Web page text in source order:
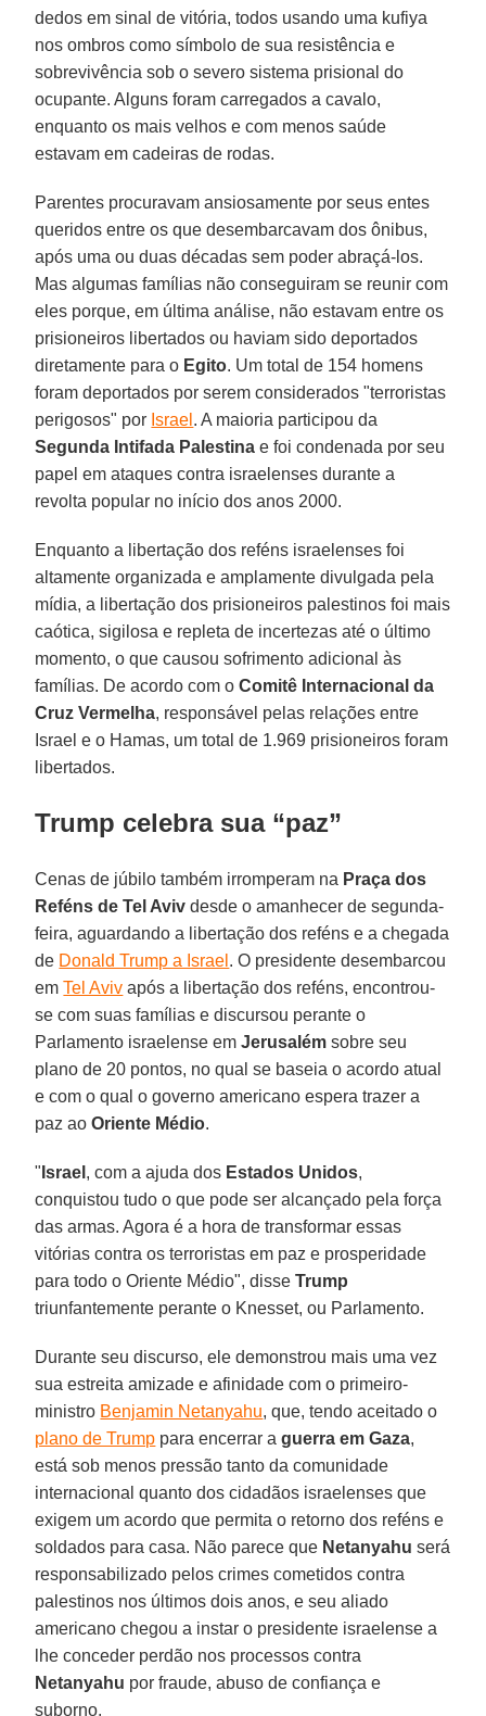
dedos em sinal de vitória, todos usando uma kufiya
nos ombros como símbolo de sua resistência e
sobrevivência sob o severo sistema prisional do
ocupante. Alguns foram carregados a cavalo,
enquanto os mais velhos e com menos saúde
estavam em cadeiras de rodas.
Parentes procuravam ansiosamente por seus entes
queridos entre os que desembarcavam dos ônibus,
após uma ou duas décadas sem poder abraçá-los.
Mas algumas famílias não conseguiram se reunir com
eles porque, em última análise, não estavam entre os
prisioneiros libertados ou haviam sido deportados
diretamente para o Egito. Um total de 154 homens
foram deportados por serem considerados "terroristas
perigosos" por Israel . A maioria participou da
Segunda Intifada Palestina e foi condenada por seu
papel em ataques contra israelenses durante a
revolta popular no início dos anos 2000.
Enquanto a libertação dos reféns israelenses foi
altamente organizada e amplamente divulgada pela
mídia, a libertação dos prisioneiros palestinos foi mais
caótica, sigilosa e repleta de incertezas até o último
momento, o que causou sofrimento adicional às
famílias. De acordo com oComitê Internacional da
Cruz Vermelha, responsável pelas relações entre
Israel e o Hamas, um total de 1.969 prisioneiros foram
libertados.
Trump celebra sua “paz”
Cenas de júbilo também irromperam na Praça dos
Reféns de Tel Aviv desde o amanhecer de segunda-
feira, aguardando a libertação dos reféns e a chegada
de Donald Trump a Israel . O presidente desembarcou
emTel Aviv após a libertação dos reféns, encontrou-
se com suas famílias e discursou perante o
Parlamento israelense emJerusalém sobre seu
plano de 20 pontos, no qual se baseia o acordo atual
e com o qual o governo americano espera trazer a
paz aoOriente Médio.
" Israel , com a ajuda dos Estados Unidos,
conquistou tudo o que pode ser alcançado pela força
das armas. Agora é a hora de transformar essas
vitórias contra os terroristas em paz e prosperidade
para todo o Oriente Médio", disseTrump
triunfantemente perante o Knesset, ou Parlamento.
Durante seu discurso, ele demonstrou mais uma vez
sua estreita amizade e afinidade com o primeiro-
ministro Benjamin Netanyahu, que, tendo aceitado o
plano de Trump para encerrar aguerra em Gaza,
está sob menos pressão tanto da comunidade
internacional quanto dos cidadãos israelenses que
exigem um acordo que permita o retorno dos reféns e
soldados para casa. Não parece que Netanyahu será
responsabilizado pelos crimes cometidos contra
palestinos nos últimos dois anos, e seu aliado
americano chegou a instar o presidente israelense a
lhe conceder perdão nos processos contra
Netanyahu por fraude, abuso de confiança e
suborno.